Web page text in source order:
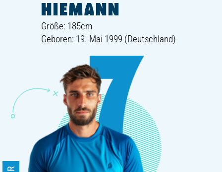
HIEMANN
Größe: 185cm
Geboren: 19. Mai 1999 (Deutschland)